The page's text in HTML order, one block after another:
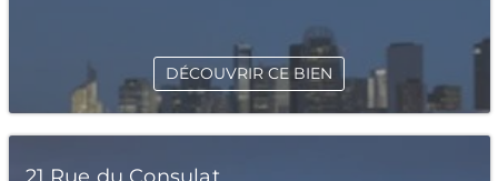
DÉCOUVRIR CE BIEN